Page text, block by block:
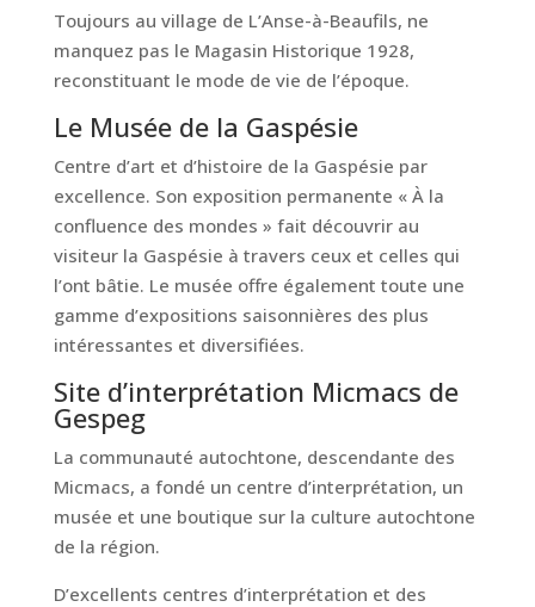
Toujours au village de L’Anse-à-Beaufils, ne
manquez pas le Magasin Historique 1928,
reconstituant le mode de vie de l’époque.
Le Musée de la Gaspésie
Centre d’art et d’histoire de la Gaspésie par
excellence. Son exposition permanente « À la
confluence des mondes » fait découvrir au
visiteur la Gaspésie à travers ceux et celles qui
l’ont bâtie. Le musée offre également toute une
gamme d’expositions saisonnières des plus
intéressantes et diversifiées.
Site d’interprétation Micmacs de
Gespeg
La communauté autochtone, descendante des
Micmacs, a fondé un centre d’interprétation, un
musée et une boutique sur la culture autochtone
de la région.
D’excellents centres d’interprétation et des